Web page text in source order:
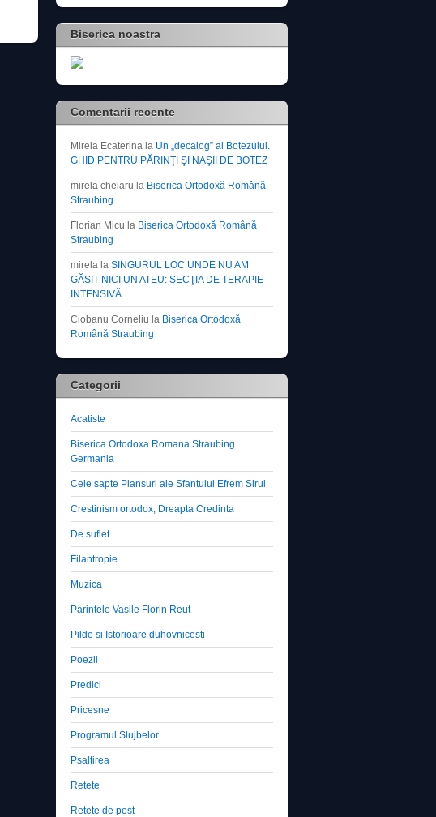
Biserica noastra
Comentarii recente
Mirela Ecaterina la Un „decalog” al Botezului.
GHID PENTRU PĂRINŢI ŞI NAŞII DE BOTEZ
mirela chelaru la Biserica Ortodoxă Română
Straubing
Florian Micu la Biserica Ortodoxă Română
Straubing
mirela la SINGURUL LOC UNDE NU AM
GĂSIT NICI UN ATEU: SECŢIA DE TERAPIE
INTENSIVĂ…
Ciobanu Corneliu la Biserica Ortodoxă
Română Straubing
Categorii
Acatiste
Biserica Ortodoxa Romana Straubing
Germania
Cele sapte Plansuri ale Sfantului Efrem Sirul
Crestinism ortodox, Dreapta Credinta
De suflet
Filantropie
Muzica
Parintele Vasile Florin Reut
Pilde si Istorioare duhovnicesti
Poezii
Predici
Pricesne
Programul Slujbelor
Psaltirea
Retete
Retete de post